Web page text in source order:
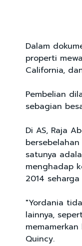
Dalam
properti
California,
Pembelian
sebagian
Di AS, Raja
satunya
menghadap
2014
"Yordania
lainnya,
Quincy.